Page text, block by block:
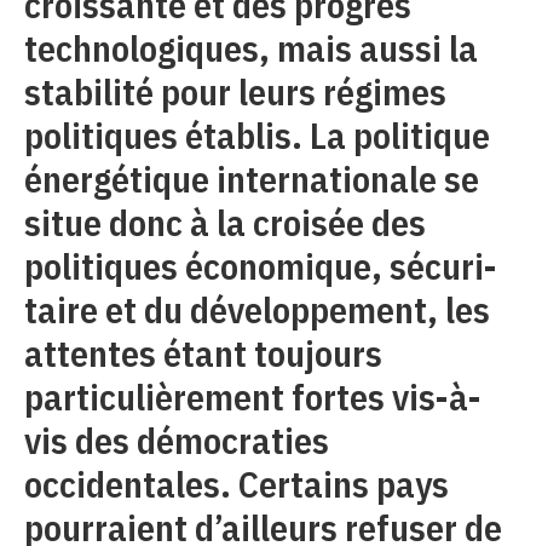
technologiques, mais aussi la
stabilité pour leurs régimes
politiques établis. La politique
énergétique internationale se
situe donc à la croisée des
politiques économique, sécuri-
taire et du développement, les
attentes étant toujours
particulièrement fortes vis-à-
vis des démocraties
occidentales. Certains pays
pourraient d’ailleurs refuser de